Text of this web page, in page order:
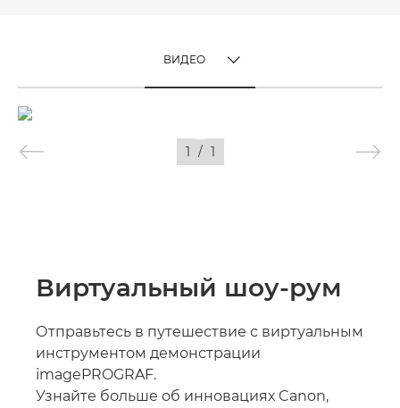
ВИДЕО
1 / 1
Виртуальный шоу-рум
Отправьтесь в путешествие с виртуальным
инструментом демонстрации
imagePROGRAF.
Узнайте больше об инновациях Canon,